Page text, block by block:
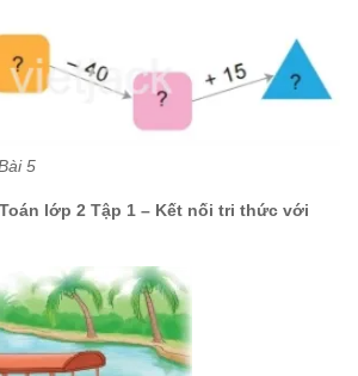
5
lớp 2 Tập 1 – Kết nối tri thức với